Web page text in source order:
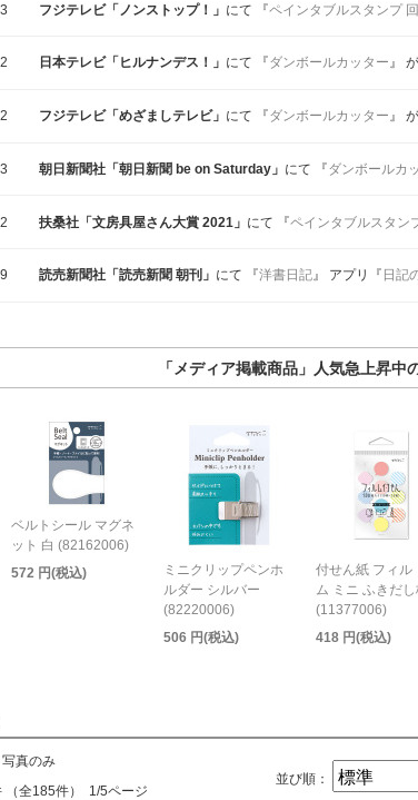
フジテレビ「ノンストップ！」 にて 『ペインタブルスタンプ
日本テレビ「ヒルナンデス！」 にて 『ダンボールカッター』
フジテレビ「めざましテレビ」 にて 『ダンボールカッター』
朝日新聞社「朝日新聞 be on Saturday」 にて 『ダンボールカ
扶桑社「文房具屋さん大賞 2021」 にて 『ペインタブルスタン
読売新聞社「読売新聞 朝刊」 にて 『洋書日記』 アプリ『 日記
「メディア掲載商品」人気急上昇中
ベルトシール マグネ
ット 白 (82162006)
572 円(税込)
ミニクリップペンホ
ルダー シルバー
(82220006)
506 円(税込)
付せん紙 フィル
ム ミニ ふきだし
(11377006)
418 円(税込)
並び順：
写真のみ
（全185件） 1/5ページ